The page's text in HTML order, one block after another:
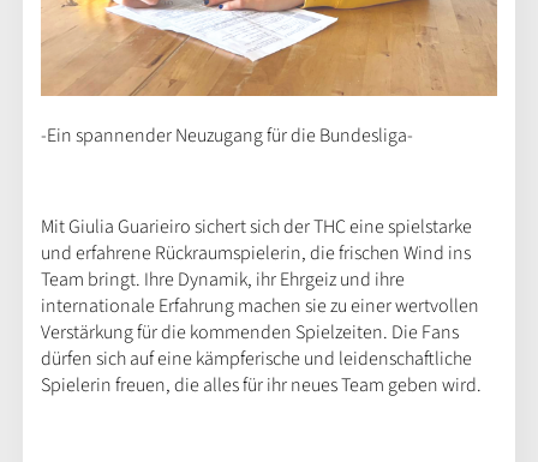
-Ein spannender Neuzugang für die Bundesliga-
Mit Giulia Guarieiro sichert sich der THC eine spielstarke
und erfahrene Rückraumspielerin, die frischen Wind ins
Team bringt. Ihre Dynamik, ihr Ehrgeiz und ihre
internationale Erfahrung machen sie zu einer wertvollen
Verstärkung für die kommenden Spielzeiten. Die Fans
dürfen sich auf eine kämpferische und leidenschaftliche
Spielerin freuen, die alles für ihr neues Team geben wird.